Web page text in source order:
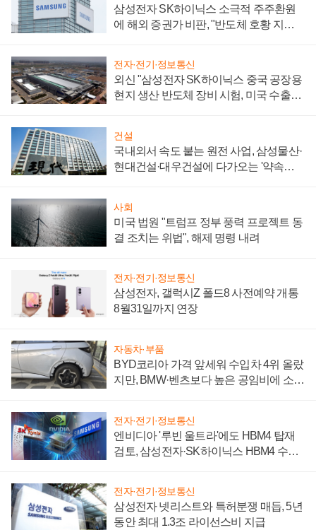
삼성전자 SK하이닉스 소극적 주주환원
에 해외 증권가 비판, "반도체 호황 지속
전자·전기·정보통신
외신 "삼성전자 SK하이닉스 중국 공장용
현지 생산 반도체 장비 시험, 미국 수출통
건설
국내외서 속도 붙는 원전 사업, 삼성물산·
현대건설·대우건설에 다가오는 '약속의
사회
미국 법원 "트럼프 정부 풍력 프로젝트 동
결 조치는 위법", 해제 명령 내려
전자·전기·정보통신
삼성전자, 갤럭시Z 폴드8 사전예약 개통
8월31일까지 연장
자동차·부품
BYD코리아 가격 앞세워 수입차 4위 올랐
지만, BMW·벤츠보다 높은 공임비에 소비
전자·전기·정보통신
엔비디아 '루빈 울트라'에도 HBM4 탑재
검토, 삼성전자·SK하이닉스 HBM4 수율
전자·전기·정보통신
삼성전자 넷리스트와 특허분쟁 매듭, 5년
동안 최대 1.3조 라이선스비 지급